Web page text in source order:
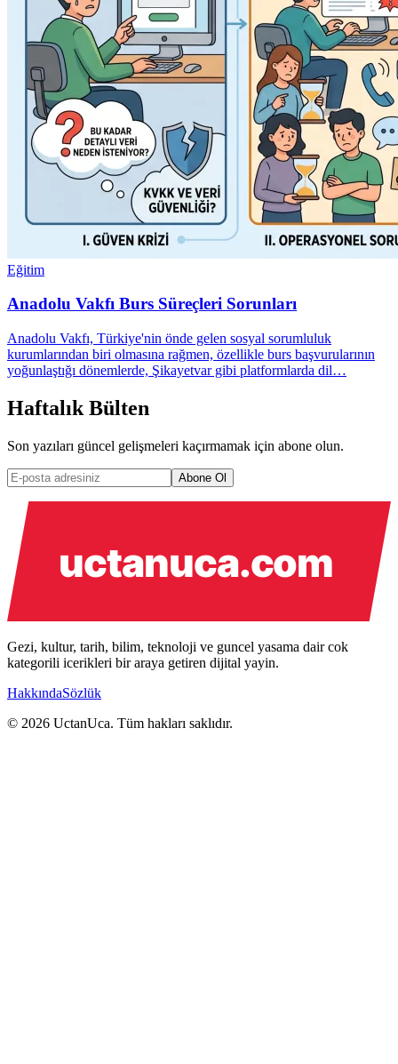
Eğitim
Anadolu Vakfı Burs Süreçleri Sorunları
Anadolu Vakfı, Türkiye'nin önde gelen sosyal sorumluluk
kurumlarından biri olmasına rağmen, özellikle burs başvurularının
yoğunlaştığı dönemlerde, Şikayetvar gibi platformlarda dil…
Haftalık Bülten
Son yazıları güncel gelişmeleri kaçırmamak için abone olun.
Abone Ol
Gezi, kultur, tarih, bilim, teknoloji ve guncel yasama dair cok
kategorili icerikleri bir araya getiren dijital yayin.
HakkındaSözlük
© 2026 UctanUca. Tüm hakları saklıdır.